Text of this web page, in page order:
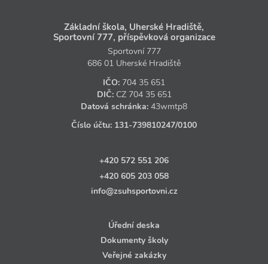
Základní škola, Uherské Hradiště,
Sportovní 777, příspěvková organizace
Sportovní 777
686 01 Uherské Hradiště
IČO: 704 35 651
DIČ: CZ 704 35 651
Datová schránka: 43wmtp8
Číslo účtu: 131‑739810247/0100
+420 572 551 206
+420 605 203 058
info@zsuhsportovni.cz
Úřední deska
Dokumenty školy
Veřejné zakázky